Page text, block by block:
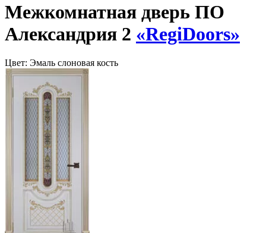
Межкомнатная дверь ПО
Александрия 2 «RegiDoors»
Цвет: Эмаль слоновая кость